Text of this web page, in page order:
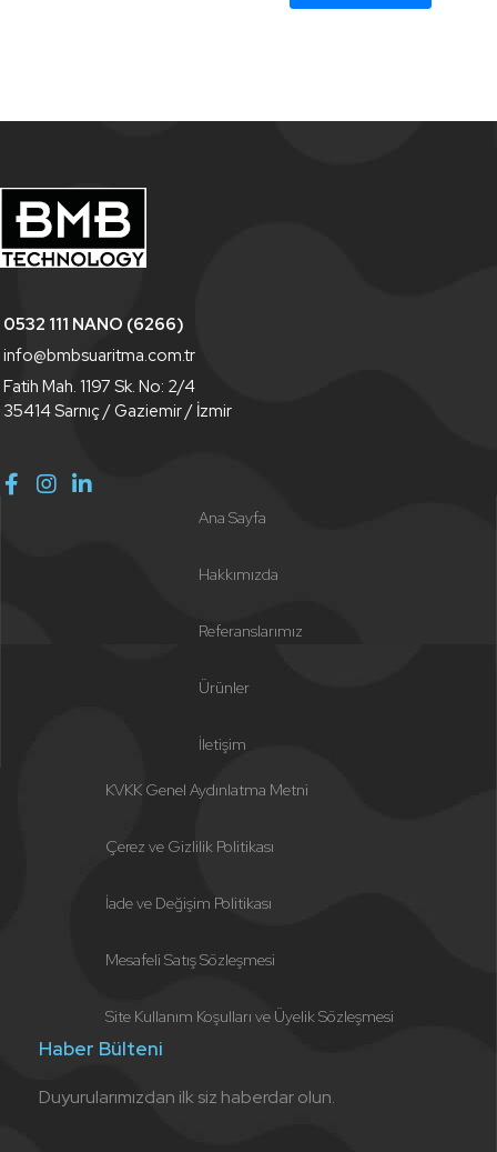
0532 111 NANO (6266)
info@bmbsuaritma.com.tr
Fatih Mah. 1197 Sk. No: 2/4
35414 Sarnıç / Gaziemir / İzmir
Ana Sayfa
Hakkımızda
Referanslarımız
Ürünler
İletişim
KVKK Genel Aydınlatma Metni
Çerez ve Gizlilik Politikası
İade ve Değişim Politikası
Mesafeli Satış Sözleşmesi
Site Kullanım Koşulları ve Üyelik Sözleşmesi
Haber Bülteni
Duyurularımızdan ilk siz haberdar olun.